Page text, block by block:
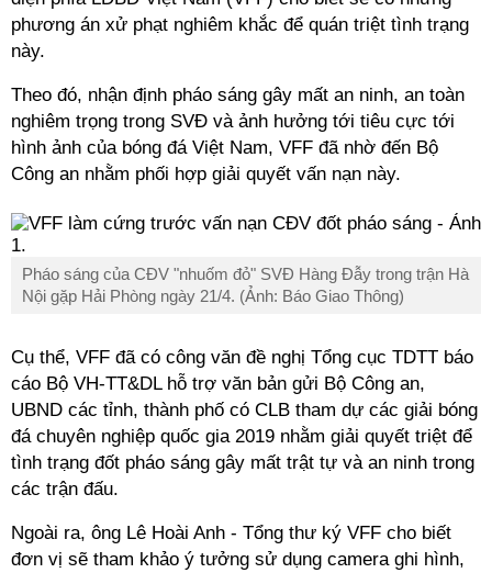
phương án xử phạt nghiêm khắc để quán triệt tình trạng
này.
Theo đó, nhận định pháo sáng gây mất an ninh, an toàn
nghiêm trọng trong SVĐ và ảnh hưởng tới tiêu cực tới
hình ảnh của bóng đá Việt Nam, VFF đã nhờ đến Bộ
Công an nhằm phối hợp giải quyết vấn nạn này.
Pháo sáng của CĐV "nhuốm đỏ" SVĐ Hàng Đẫy trong trận Hà
Nội gặp Hải Phòng ngày 21/4. (Ảnh: Báo Giao Thông)
Cụ thể, VFF đã có công văn đề nghị Tổng cục TDTT báo
cáo Bộ VH-TT&DL hỗ trợ văn bản gửi Bộ Công an,
UBND các tỉnh, thành phố có CLB tham dự các giải bóng
đá chuyên nghiệp quốc gia 2019 nhằm giải quyết triệt để
tình trạng đốt pháo sáng gây mất trật tự và an ninh trong
các trận đấu.
Ngoài ra, ông Lê Hoài Anh - Tổng thư ký VFF cho biết
đơn vị sẽ tham khảo ý tưởng sử dụng camera ghi hình,